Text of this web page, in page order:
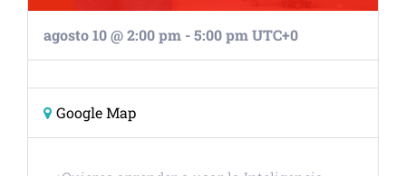
agosto 10 @ 2:00 pm -5:00 pm UTC+0
Google Map